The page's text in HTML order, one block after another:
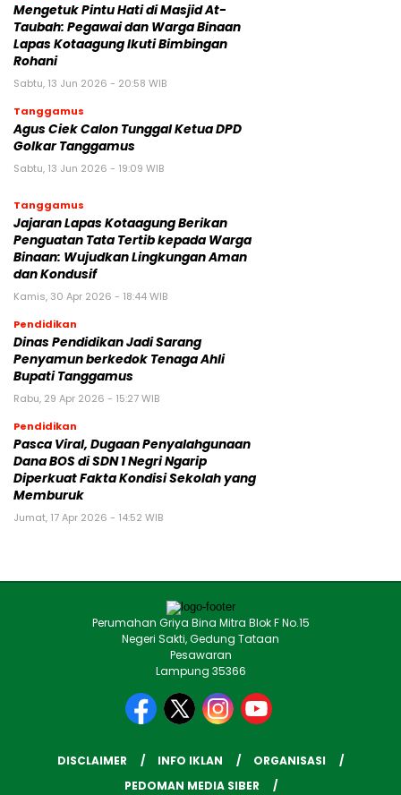
Mengetuk Pintu Hati di Masjid At-
Taubah: Pegawai dan Warga Binaan
Lapas Kotaagung Ikuti Bimbingan
Rohani
Sabtu, 13 Jun 2026 - 20:58 WIB
Tanggamus
Agus Ciek Calon Tunggal Ketua DPD
Golkar Tanggamus
Sabtu, 13 Jun 2026 - 19:09 WIB
Tanggamus
Jajaran Lapas Kotaagung Berikan
Penguatan Tata Tertib kepada Warga
Binaan: Wujudkan Lingkungan Aman
dan Kondusif
Kamis, 30 Apr 2026 - 18:44 WIB
Pendidikan
Dinas Pendidikan Jadi Sarang
Penyamun berkedok Tenaga Ahli
Bupati Tanggamus
Rabu, 29 Apr 2026 - 15:27 WIB
Pendidikan
Pasca Viral, Dugaan Penyalahgunaan
Dana BOS di SDN 1 Negri Ngarip
Diperkuat Fakta Kondisi Sekolah yang
Memburuk
Jumat, 17 Apr 2026 - 14:52 WIB
Perumahan Griya Bina Mitra Blok F No.15
Negeri Sakti, Gedung Tataan
Pesawaran
Lampung 35366
DISCLAIMER INFO IKLAN
ORGANISASI
PEDOMAN MEDIA SIBER